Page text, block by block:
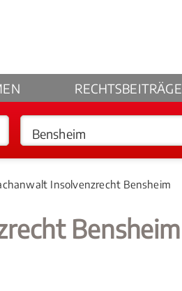
RECHTSBEITRÄGE
Insolvenzrecht Bensheim
Bensheim